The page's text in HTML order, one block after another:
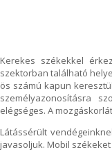
Kerekes székekkel
szektorban található
ös számú kapun
személyazonosításra
elégséges. A
Látássérült
javasoljuk. Mobil